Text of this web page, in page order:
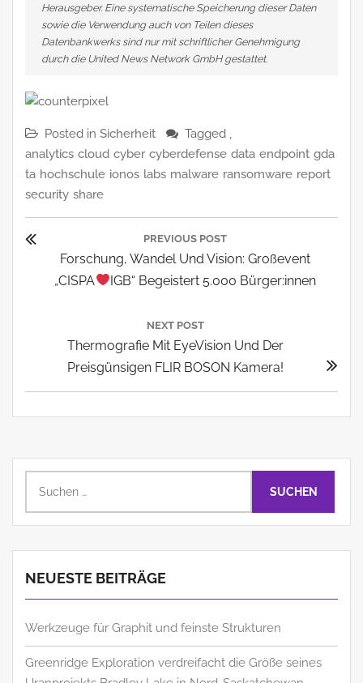
Herausgeber. Eine systematische Speicherung dieser Daten
sowie die Verwendung auch von Teilen dieses
Datenbankwerks sind nur mit schriftlicher Genehmigung
durch die United News Network GmbH gestattet.
Posted in Sicherheit
Tagged ,
analytics cloud cyber cyberdefense data endpoint gda
ta hochschule ionos labs malware ransomware report
security share
PREVIOUS POST
Previous
Post:
Forschung, Wandel Und Vision: Großevent
„CISPA
IGB“ Begeistert 5.000 Bürger:innen
NEXT POST
Next
Post:
Thermografie Mit EyeVision Und Der
Preisgünsigen FLIR BOSON Kamera!
nach:
NEUESTE BEITRÄGE
Werkzeuge für Graphit und feinste Strukturen
Greenridge Exploration verdreifacht die Größe seines